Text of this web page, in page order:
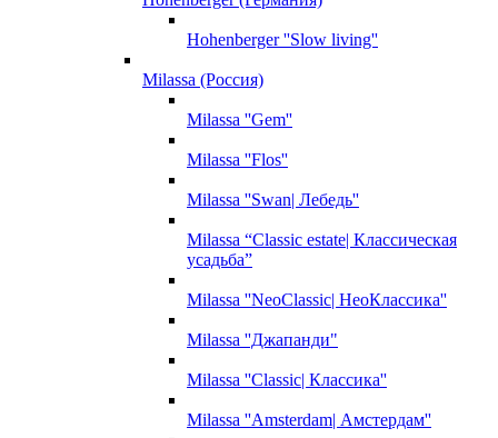
Hohenberger ''Slow living''
Milassa (Россия)
Milassa ''Gem''
Milassa ''Flos''
Milassa ''Swan| Лебедь''
Milassa “Classic estate| Классическая
усадьба”
Milassa ''NeoClassic| НеоКлассика''
Milassa ''Джапанди"
Milassa ''Classic| Классика''
Milassa ''Amsterdam| Амстердам''